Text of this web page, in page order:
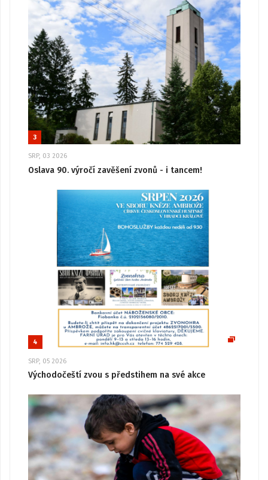
3
SRP, 03 2026
Oslava 90. výročí zavěšení zvonů - i tancem!
4
SRP, 05 2026
Východočeští zvou s předstihem na své akce